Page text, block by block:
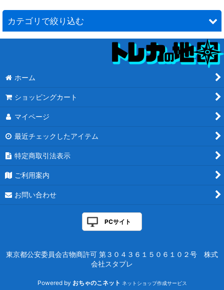
並び順 :
絞り込む
カテゴリで絞り込む
ダブルマスターズ
アルティメットマスターズ
マスターズ25th
アイコニックマスターズ
エターナルマスターズ
ホーム
ショッピングカート
マイページ
最近チェックしたアイテム
特定商取引法表示
ご利用案内
お問い合わせ
PCサイト
東京都公安委員会古物商許可 第３０４３６１５０６１０２号 株式
会社スタプレ
Powered by おちゃのこネット ネットショップ作成サービス